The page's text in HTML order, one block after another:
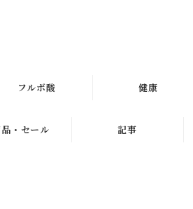
フルボ酸
太古の泉
健康
ミネラル
・セール 記事